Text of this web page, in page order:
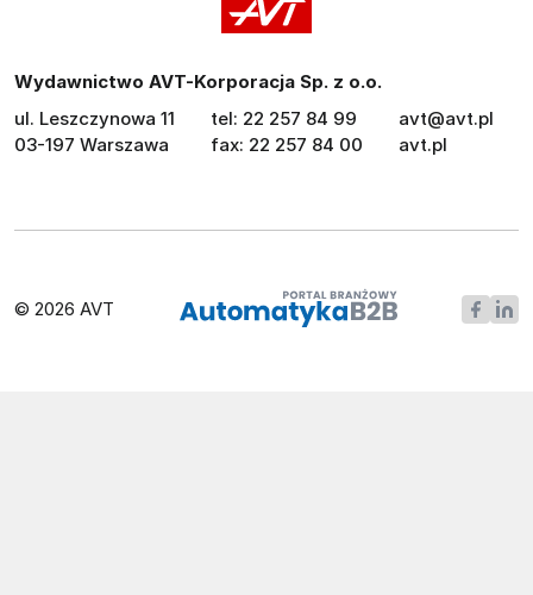
Wydawnictwo AVT-Korporacja Sp. z o.o.
ul. Leszczynowa 11
03-197 Warszawa
tel: 22 257 84 99
fax: 22 257 84 00
avt@avt.pl
avt.pl
© 2026 AVT